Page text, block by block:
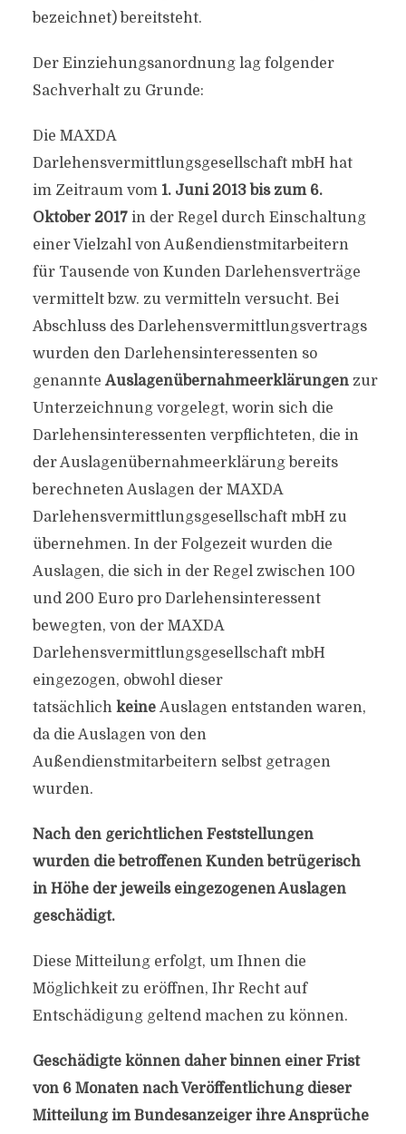
bezeichnet) bereitsteht.
Der Einziehungsanordnung lag folgender
Sachverhalt zu Grunde:
Die MAXDA
Darlehensvermittlungsgesellschaft mbH hat
im Zeitraum vom 1. Juni 2013 bis zum 6.
Oktober 2017in der Regel durch Einschaltung
einer Vielzahl von Außendienstmitarbeitern
für Tausende von Kunden Darlehensverträge
vermittelt bzw. zu vermitteln versucht. Bei
Abschluss des Darlehensvermittlungsvertrags
wurden den Darlehensinteressenten so
genannte Auslagenübernahmeerklärungenzur
Unterzeichnung vorgelegt, worin sich die
Darlehensinteressenten verpflichteten, die in
der Auslagenübernahmeerklärung bereits
berechneten Auslagen der MAXDA
Darlehensvermittlungsgesellschaft mbH zu
übernehmen. In der Folgezeit wurden die
Auslagen, die sich in der Regel zwischen 100
und 200 Euro pro Darlehensinteressent
bewegten, von der MAXDA
Darlehensvermittlungsgesellschaft mbH
eingezogen, obwohl dieser
tatsächlich keineAuslagen entstanden waren,
da die Auslagen von den
Außendienstmitarbeitern selbst getragen
wurden.
Nach den gerichtlichen Feststellungen
wurden die betroffenen Kunden betrügerisch
in Höhe der jeweils eingezogenen Auslagen
geschädigt.
Diese Mitteilung erfolgt, um Ihnen die
Möglichkeit zu eröffnen, Ihr Recht auf
Entschädigung geltend machen zu können.
Geschädigte können daher binnen einer Frist
von 6 Monaten nach Veröffentlichung dieser
Mitteilung im Bundesanzeiger ihre Ansprüche